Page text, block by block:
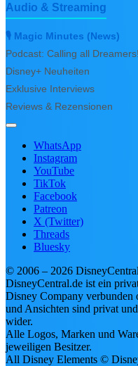
Audio & Streaming
🎙️ Magic Minutes (News)
Podcast: Calling all Dreamers!
Disney+ Neuheiten
Exklusive Interviews
Reviews & Rezensionen
WhatsApp
Instagram
YouTube
TikTok
Facebook
Patreon
X (Twitter)
Threads
Bluesky
© 2006 – 2026
DisneyCentral.de ist ein
Disney Company verbunden
und Ansichten sind privat
wider.
Alle Logos, Marken und
jeweiligen Besitzer.
All Disney Elements ©